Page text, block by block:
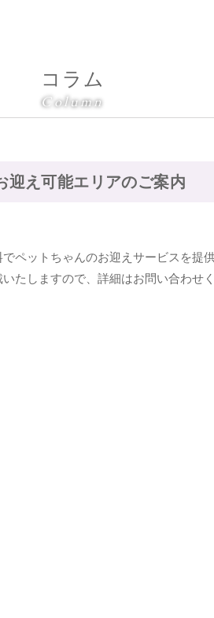
コラム
Column
迎え可能エリアのご案内
ペットちゃんのお迎えサービスを提
たしますので、詳細はお問い合わせく